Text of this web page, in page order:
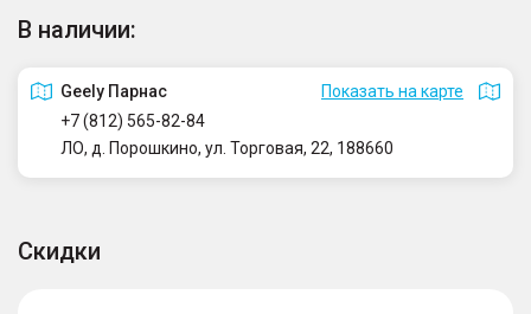
В наличии:
Geely Парнас
Показать на карте
+7 (812) 565-82-84
ЛО, д. Порошкино, ул. Торговая, 22, 188660
Скидки